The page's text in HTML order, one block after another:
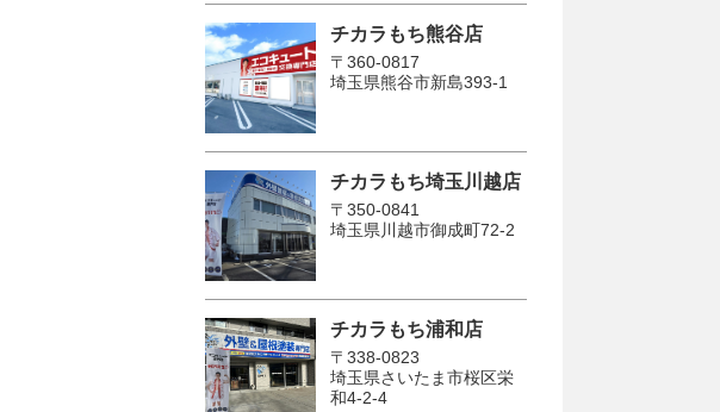
チカラもち熊谷店
〒360-0817
埼玉県熊谷市新島393-1
チカラもち埼玉川越店
〒350-0841
埼玉県川越市御成町72-2
チカラもち浦和店
〒338-0823
埼玉県さいたま市桜区栄
和4-2-4